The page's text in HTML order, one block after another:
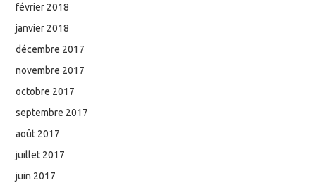
février 2018
janvier 2018
décembre 2017
novembre 2017
octobre 2017
septembre 2017
août 2017
juillet 2017
juin 2017